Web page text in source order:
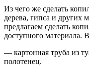
Из чего же сделать
дерева, гипса и других
предлагаем сделать
доступного материала.
— картонная труба из
полотенец.